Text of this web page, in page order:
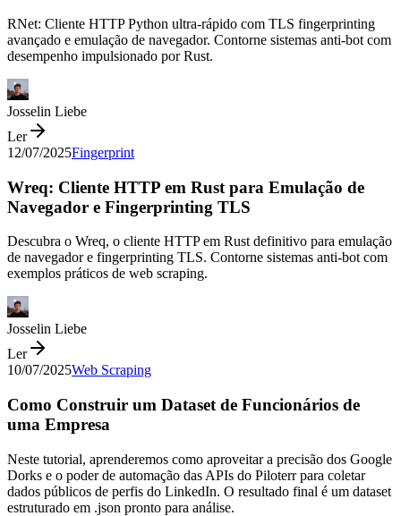
RNet: Cliente HTTP Python ultra-rápido com TLS fingerprinting
avançado e emulação de navegador. Contorne sistemas anti-bot com
desempenho impulsionado por Rust.
Josselin Liebe
Ler
12/07/2025Fingerprint
Wreq: Cliente HTTP em Rust para Emulação de
Navegador e Fingerprinting TLS
Descubra o Wreq, o cliente HTTP em Rust definitivo para emulação
de navegador e fingerprinting TLS. Contorne sistemas anti-bot com
exemplos práticos de web scraping.
Josselin Liebe
Ler
10/07/2025Web Scraping
Como Construir um Dataset de Funcionários de
uma Empresa
Neste tutorial, aprenderemos como aproveitar a precisão dos Google
Dorks e o poder de automação das APIs do Piloterr para coletar
dados públicos de perfis do LinkedIn. O resultado final é um dataset
estruturado em .json pronto para análise.